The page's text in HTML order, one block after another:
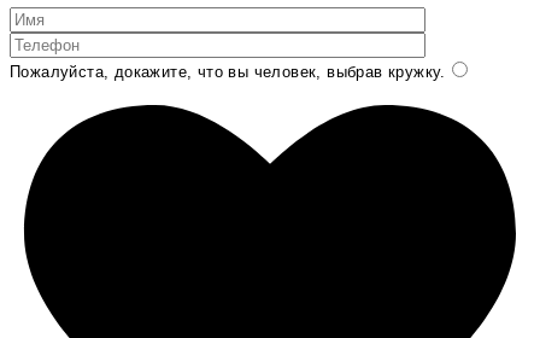
Пожалуйста, докажите, что вы человек, выбрав кружку.